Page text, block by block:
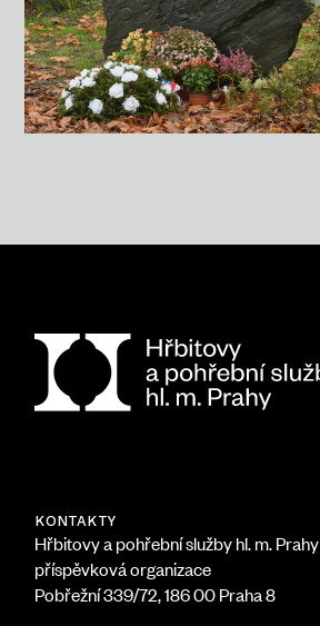
KONTAKTY
Hřbitovy a pohřební služby hl. m. Prahy
příspěvková organizace
Pobřežní 339/72, 186 00 Praha 8